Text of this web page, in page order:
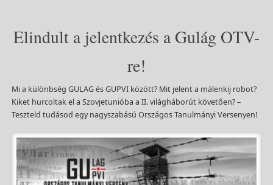
Elindult a jelentkezés a Gulág OTV-
re!
Mi a különbség GULAG és GUPVI között? Mit jelent a málenkij robot?
Kiket hurcoltak el a Szovjetunióba a II. világháborút követően? –
Teszteld tudásod egy nagyszabású Országos Tanulmányi Versenyen!